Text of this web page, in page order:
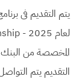
يتم التقديم فى
المخصصة من البنك
التقديم يتم